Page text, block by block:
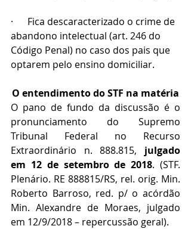
·      Fica descaracterizado o crime de
abandono intelectual (art. 246 do
Código Penal) no caso dos pais que
optarem pelo ensino domiciliar.
O entendimento do STF na matéria
O pano de fundo da discussão é o
pronunciamento do Supremo
Tribunal Federal no Recurso
Extraordinário n. 888.815, julgado
em 12 de setembro de 2018. (STF.
Plenário. RE 888815/RS, rel. orig. Min.
Roberto Barroso, red. p/ o acórdão
Min. Alexandre de Moraes, julgado
em 12/9/2018 – repercussão geral).